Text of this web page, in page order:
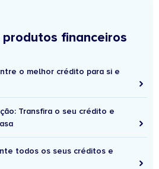
produtos financeiros
o melhor crédito para si e
Transfira o seu crédito e
todos os seus créditos e